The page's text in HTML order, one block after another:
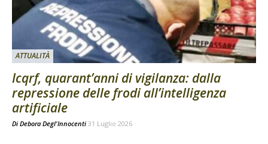
ATTUALITÀ
Icqrf, quarant’anni di vigilanza: dalla
repressione delle frodi all’intelligenza
artificiale
Di Debora Degl'Innocenti 31 Luglio 2026